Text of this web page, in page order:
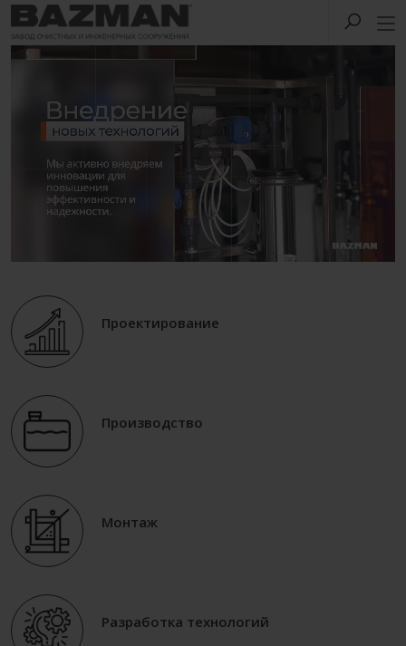
Проектирование
Производство
Монтаж
Разработка технологий